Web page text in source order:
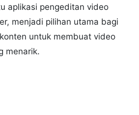
aplikasi pengeditan video
menjadi pilihan utama bagi
untuk membuat video
menarik.